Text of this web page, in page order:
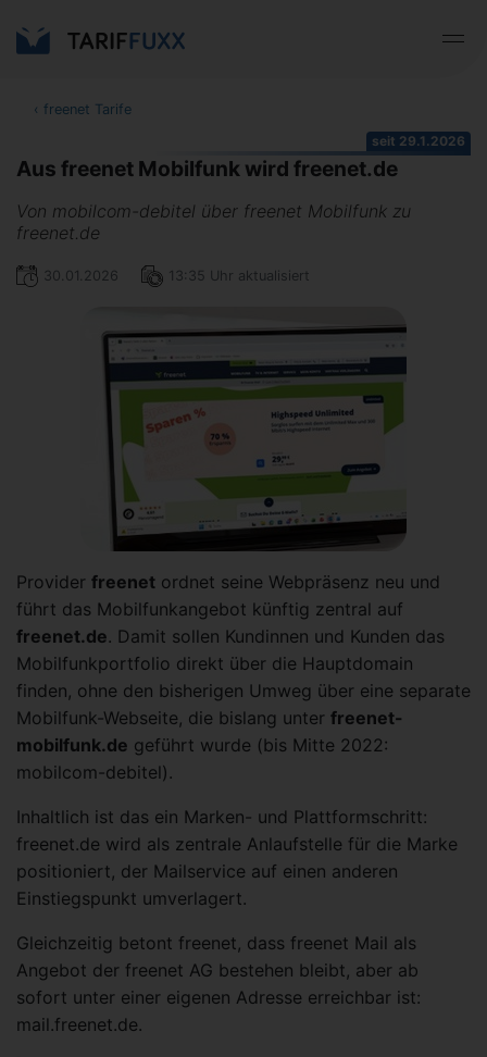
‹ freenet Tarife
seit 29.1.2026
Aus freenet Mobilfunk wird freenet.de
Von mobilcom-debitel über freenet Mobilfunk zu
freenet.de
30.01.2026 13:35 Uhr aktualisiert
Provider freenet ordnet seine Webpräsenz neu und
führt das Mobilfunkangebot künftig zentral auf
freenet.de. Damit sollen Kundinnen und Kunden das
Mobilfunkportfolio direkt über die Hauptdomain
finden, ohne den bisherigen Umweg über eine separate
Mobilfunk-Webseite, die bislang unter freenet-
mobilfunk.de geführt wurde (bis Mitte 2022:
mobilcom-debitel).
Inhaltlich ist das ein Marken- und Plattformschritt:
freenet.de wird als zentrale Anlaufstelle für die Marke
positioniert, der Mailservice auf einen anderen
Einstiegspunkt umverlagert.
Gleichzeitig betont freenet, dass freenet Mail als
Angebot der freenet AG bestehen bleibt, aber ab
sofort unter einer eigenen Adresse erreichbar ist:
mail.freenet.de.